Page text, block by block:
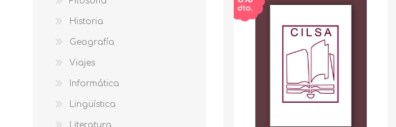
Historia
Geografía
Viajes
Informática
Lingüística
Literatura